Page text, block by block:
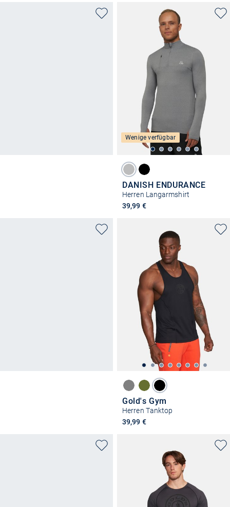
Wenige verfügbar
DANISH ENDURANCE
Herren Langarmshirt
39,99 €
Gold's Gym
Herren Tanktop
39,99 €